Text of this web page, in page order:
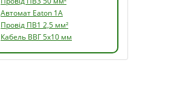
Автомат Хагер 200А
Провід ПВ3 50 мм²
Автомат Eaton 1А
Провід ПВ1 2,5 мм²
Кабель ВВГ 5х10 мм